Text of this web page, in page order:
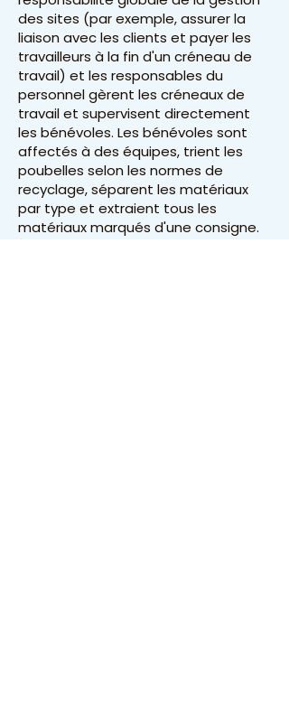
des sites (par exemple, assurer la
liaison avec les clients et payer les
travailleurs à la fin d'un créneau de
travail) et les responsables du
personnel gèrent les créneaux de
travail et supervisent directement
les bénévoles. Les bénévoles sont
affectés à des équipes, trient les
poubelles selon les normes de
recyclage, séparent les matériaux
par type et extraient tous les
matériaux marqués d'une consigne.